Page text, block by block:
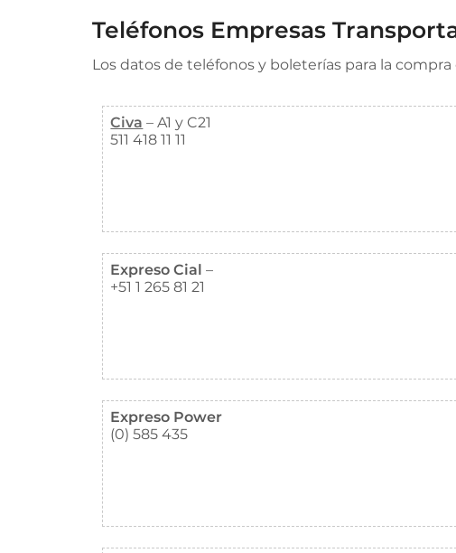
Teléfonos Empresas
Los datos de teléfonos y boleterías para la
Civa – A1 y C21
511 418 11 11
Expreso Cial –
+51 1 265 81 21
Expreso Power
(0) 585 435